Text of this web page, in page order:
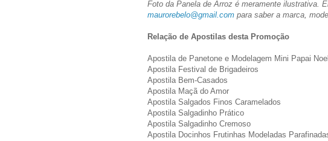
Foto da Panela de Arroz é meramente ilustrativa.
maurorebelo@gmail.com para saber a marca,
Relação de Apostilas desta Promoção
Apostila de Panetone e Modelagem Mini Papai Noel
Apostila Festival de Brigadeiros
Apostila Bem-Casados
Apostila Maçã do Amor
Apostila Salgados Finos Caramelados
Apostila Salgadinho Prático
Apostila Salgadinho Cremoso
Apostila Docinhos Frutinhas Modeladas